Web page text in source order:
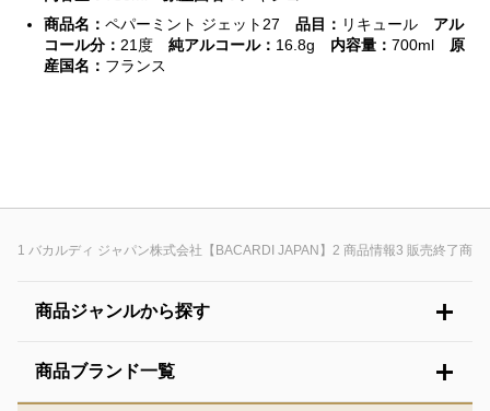
商品名： ペパーミント ジェット27 品目： リキュール アル
コール分： 21度 純アルコール： 16.8g 内容量： 700ml 原
産国名： フランス
バカルディ ジャパン株式会社【BACARDI JAPAN】 商品情報 販売終了商品
商品ジャンルから探す
商品ブランド一覧